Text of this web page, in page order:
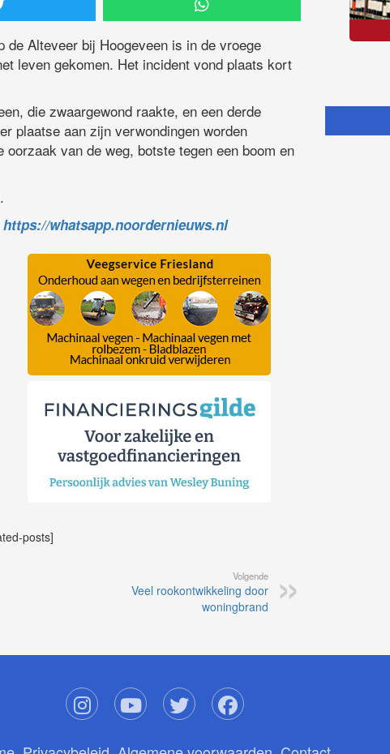
Alteveer bij Hoogeveen is in de vroege
leven gekomen. Het incident vond plaats kort
die zwaargewond raakte, en een derde
plaatse aan zijn verwondingen worden
van de weg, botste tegen een boom en
https://whatsapp.noordernieuws.nl
posts]
Volgende
Veel rookontwikkeling door
woningbrand